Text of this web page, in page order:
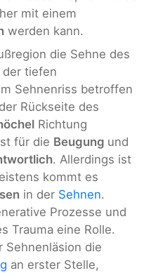
mit einem
werden kann.
die Sehne des
der tiefen
Sehnenriss betroffen
Rückseite des
Richtung
für die Beugung und
. Allerdings ist
kommt es
in der Sehnen.
Prozesse und
Trauma eine Rolle.
Sehnenläsion die
an erster Stelle,